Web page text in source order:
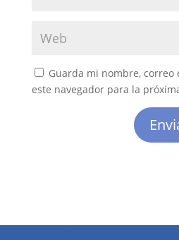
Guarda mi nombre, correo
este navegador para la